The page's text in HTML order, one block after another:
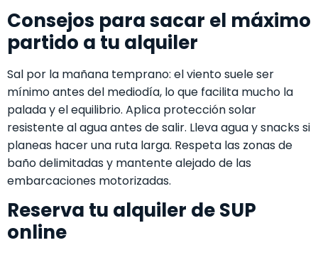
Consejos para sacar el máximo
partido a tu alquiler
Sal por la mañana temprano: el viento suele ser
mínimo antes del mediodía, lo que facilita mucho la
palada y el equilibrio. Aplica protección solar
resistente al agua antes de salir. Lleva agua y snacks si
planeas hacer una ruta larga. Respeta las zonas de
baño delimitadas y mantente alejado de las
embarcaciones motorizadas.
Reserva tu alquiler de SUP
online